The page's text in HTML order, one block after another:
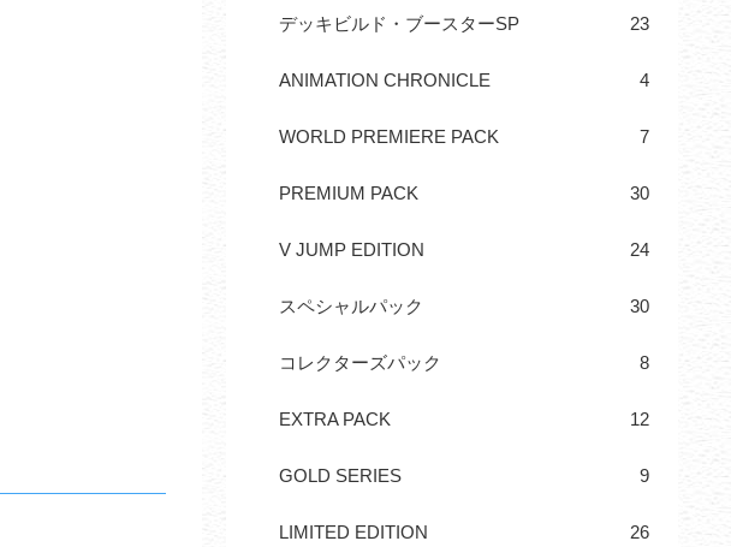
デッキビルド・ブースターSP 23
ANIMATION CHRONICLE 4
WORLD PREMIERE PACK 7
PREMIUM PACK 30
V JUMP EDITION 24
スペシャルパック 30
コレクターズパック 8
EXTRA PACK 12
GOLD SERIES 9
LIMITED EDITION 26